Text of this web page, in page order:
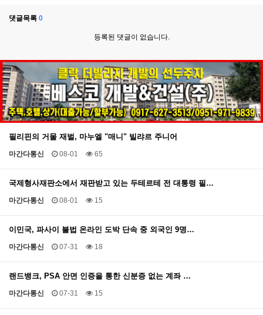
댓글목록 0
등록된 댓글이 없습니다.
필리핀의 거물 재벌, 마누엘 "매니" 빌랴르 주니어
마간다통신 08-01 65
국제형사재판소에서 재판받고 있는 두테르테 전 대통령 필…
마간다통신 08-01 15
이민국, 파사이 불법 온라인 도박 단속 중 외국인 9명…
마간다통신 07-31 18
랜드뱅크, PSA 안면 인증을 통한 신분증 없는 계좌 …
마간다통신 07-31 15